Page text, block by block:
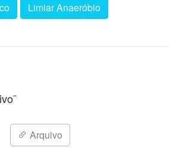
Limiar Anaeróbio
Arquivo